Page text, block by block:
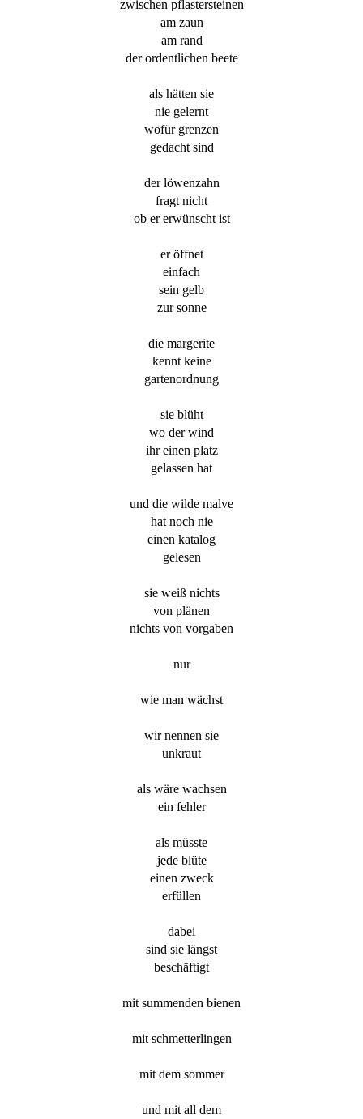
zwischen pflastersteinen
am zaun
am rand
der ordentlichen beete
als hätten sie
nie gelernt
wofür grenzen
gedacht sind
der löwenzahn
fragt nicht
ob er erwünscht ist
er öffnet
einfach
sein gelb
zur sonne
die margerite
kennt keine
gartenordnung
sie blüht
wo der wind
ihr einen platz
gelassen hat
und die wilde malve
hat noch nie
einen katalog
gelesen
sie weiß nichts
von plänen
nichts von vorgaben
nur
wie man wächst
wir nennen sie
unkraut
als wäre wachsen
ein fehler
als müsste
jede blüte
einen zweck
erfüllen
dabei
sind sie längst
beschäftigt
mit summenden bienen
mit schmetterlingen
mit dem sommer
und mit all dem